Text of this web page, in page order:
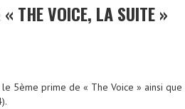
THE VOICE, LA SUITE »
5ème prime de « The Voice » ainsi que